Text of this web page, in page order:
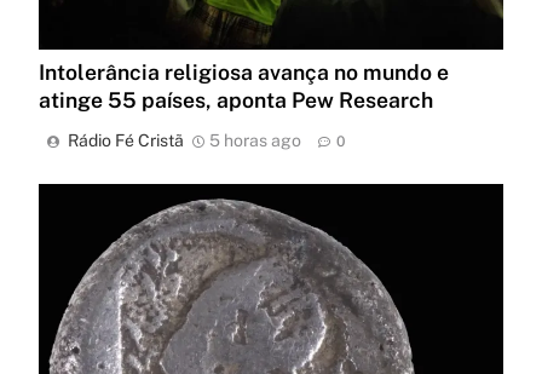
Intolerância religiosa avança no mundo e
atinge 55 países, aponta Pew Research
Rádio Fé Cristã 5 horas ago 0